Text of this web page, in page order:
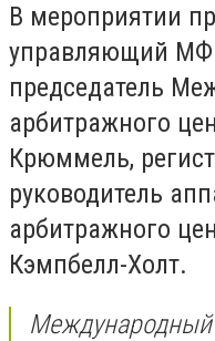
В мероприятии
управляющий
председатель
арбитражного
Крюммель,
руководитель
арбитражного
Кэмпбелл-Холт.